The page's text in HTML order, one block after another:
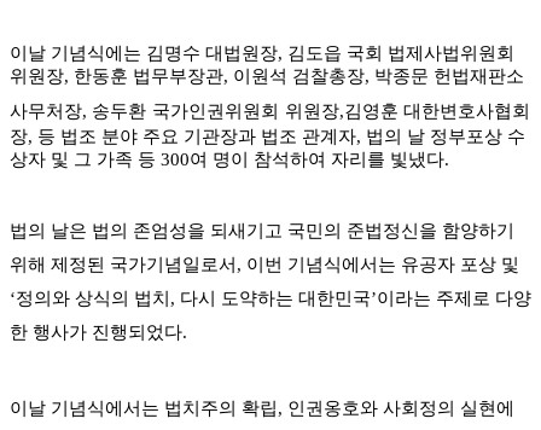
이날 기념식에는 김명수 대법원장, 김도읍 국회 법제사법위원회
위원장, 한동훈 법무부장관, 이원석 검찰총장, 박종문 헌법재판소
사무처장, 송두환 국가인권위원회 위원장,김영훈 대한변호사협회
장, 등 법조 분야 주요 기관장과 법조 관계자, 법의 날 정부포상 수
상자 및 그 가족 등 300여 명이 참석하여 자리를 빛냈다.
법의 날은 법의 존엄성을 되새기고 국민의 준법정신을 함양하기
위해 제정된 국가기념일로서, 이번 기념식에서는 유공자 포상 및
‘정의와 상식의 법치, 다시 도약하는 대한민국’이라는 주제로 다양
한 행사가 진행되었다.
이날 기념식에서는 법치주의 확립, 인권옹호와 사회정의 실현에